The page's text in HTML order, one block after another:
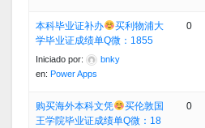
本科毕业证补办
买利物浦大
学毕业证成绩单Q微：1855
Iniciado por:
bnky
en: Power Apps
0
购买海外本科文凭
买伦敦国
王学院毕业证成绩单Q微：18
0